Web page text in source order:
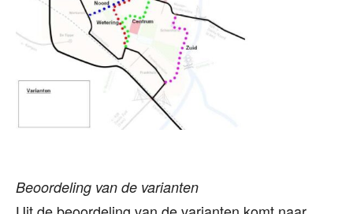
Beoordeling van de varianten